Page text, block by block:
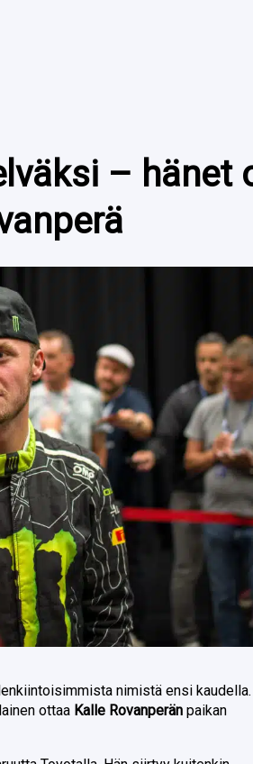
– hänet
nimistä ensi kaudella.
ottaa Kalle Rovanperänpaikan